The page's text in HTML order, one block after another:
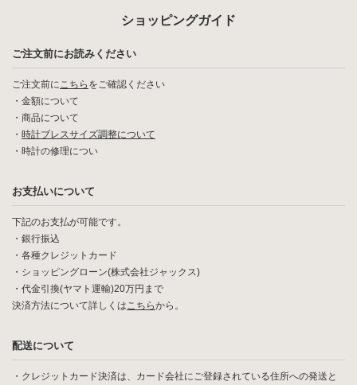
ショッピングガイド
ご注文前にお読みください
ご注文前にこちら をご確認ください
・ 金額について
・ 商品について
・ 時計ブレスサイズ調整について
・ 時計の修理につい
お支払いについて
下記のお支払が可能です。
・銀行振込
・各種クレジットカード
・ショッピングローン(株式会社ジャックス)
・代金引換(ヤマト運輸)20万円まで
決済方法について詳しくはこちらから。
配送について
・クレジットカード決済は、カード会社にご登録されている住所への発送と